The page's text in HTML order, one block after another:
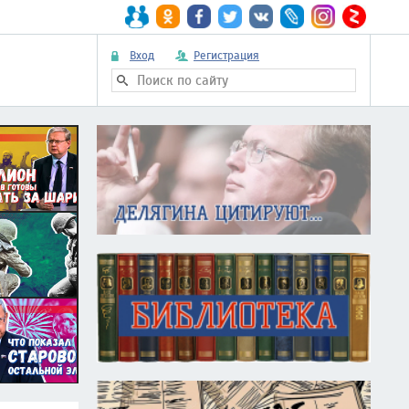
Вход Регистрация